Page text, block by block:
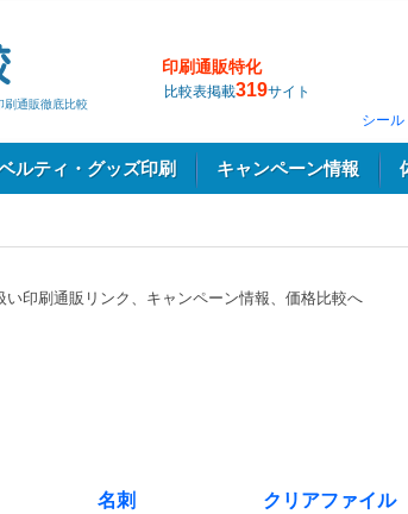
刷通販徹底比較
印刷通販特化
比較表掲載319サイト
シー
ルティ・グッズ印刷 キャンペーン情報
い印刷通販リンク、キャンペーン情報、価格比較へ
名刺 クリアファイル